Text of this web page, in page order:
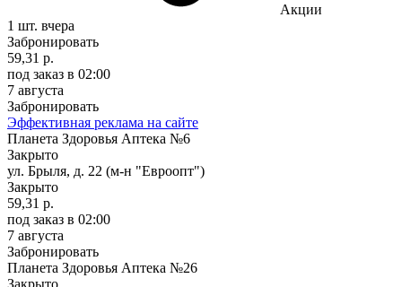
Акции
1 шт. вчера
Забронировать
59,31 р.
под заказ в 02:00
7 августа
Забронировать
Эффективная реклама на сайте
Планета Здоровья Аптека №6
Закрыто
ул. Брыля, д. 22 (м-н "Евроопт")
Закрыто
59,31 р.
под заказ в 02:00
7 августа
Забронировать
Планета Здоровья Аптека №26
Закрыто